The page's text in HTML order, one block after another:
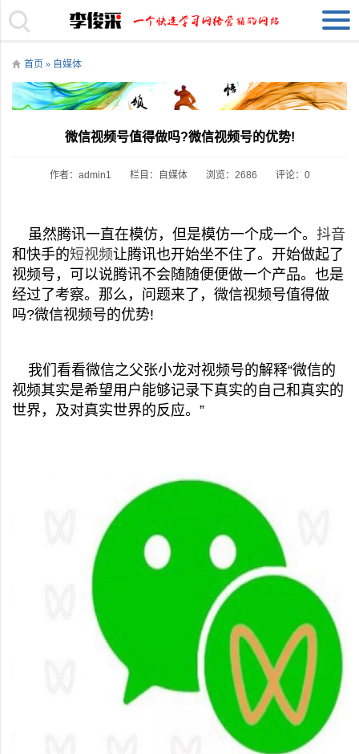
首页 » 自媒体
微信视频号值得做吗?微信视频号的优势!
作者：admin1 栏目： 自媒体 浏览：2686 评论：0
虽然腾讯一直在模仿，但是模仿一个成一个。 抖音
和快手的短视频让腾讯也开始坐不住了。开始做起了
视频号，可以说腾讯不会随随便便做一个产品。也是
经过了考察。那么，问题来了，微信视频号值得做
吗?微信视频号的优势!
我们看看微信之父张小龙对视频号的解释“微信的
视频其实是希望用户能够记录下真实的自己和真实的
世界，及对真实世界的反应。”